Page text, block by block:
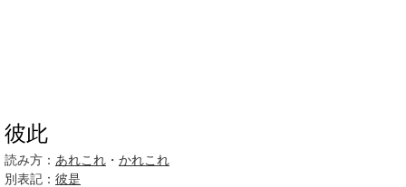
彼此
読み方： あれこれ ・ かれこれ
別表記： 彼是